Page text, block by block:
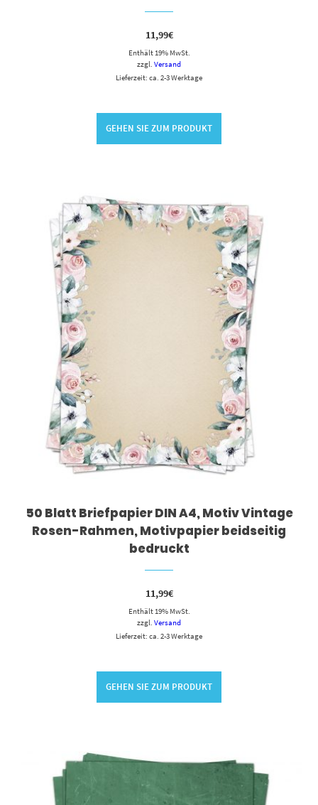
11,99€
Enthält 19% MwSt.
zzgl. Versand
Lieferzeit: ca. 2-3 Werktage
GEHEN SIE ZUM PRODUKT
50 Blatt Briefpapier DIN A4, Motiv Vintage
Rosen-Rahmen, Motivpapier beidseitig
bedruckt
11,99€
Enthält 19% MwSt.
zzgl. Versand
Lieferzeit: ca. 2-3 Werktage
GEHEN SIE ZUM PRODUKT